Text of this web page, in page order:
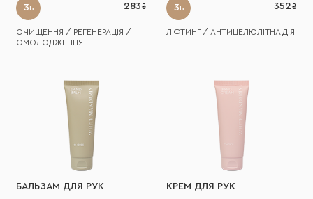
3 Б 283
ОЧИЩЕННЯ / РЕГЕНЕРАЦІЯ /
ОМОЛОДЖЕННЯ
3 Б 352
ЛІФТИНГ / АНТИЦЕЛЮЛІТНА ДІЯ
БАЛЬЗАМ ДЛЯ РУК КРЕМ ДЛЯ РУК